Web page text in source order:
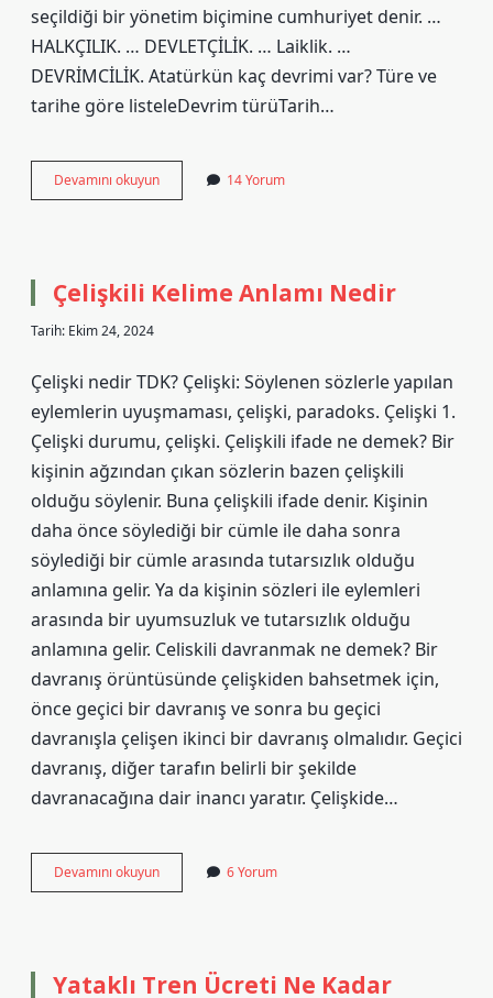
seçildiği bir yönetim biçimine cumhuriyet denir. …
HALKÇILIK. … DEVLETÇİLİK. … Laiklik. …
DEVRİMCİLİK. Atatürkün kaç devrimi var? Türe ve
tarihe göre listeleDevrim türüTarih…
Devamını okuyunAtatürkün
Ilke
14 Yorum
Çelişkili Kelime Anlamı Nedir
Tarih: Ekim 24, 2024
Çelişki nedir TDK? Çelişki: Söylenen sözlerle yapılan
eylemlerin uyuşmaması, çelişki, paradoks. Çelişki 1.
Çelişki durumu, çelişki. Çelişkili ifade ne demek? Bir
kişinin ağzından çıkan sözlerin bazen çelişkili
olduğu söylenir. Buna çelişkili ifade denir. Kişinin
daha önce söylediği bir cümle ile daha sonra
söylediği bir cümle arasında tutarsızlık olduğu
anlamına gelir. Ya da kişinin sözleri ile eylemleri
arasında bir uyumsuzluk ve tutarsızlık olduğu
anlamına gelir. Celiskili davranmak ne demek? Bir
davranış örüntüsünde çelişkiden bahsetmek için,
önce geçici bir davranış ve sonra bu geçici
davranışla çelişen ikinci bir davranış olmalıdır. Geçici
davranış, diğer tarafın belirli bir şekilde
davranacağına dair inancı yaratır. Çelişkide…
Devamını okuyunÇelişkili
Kelime
6 Yorum
Yataklı Tren Ücreti Ne Kadar